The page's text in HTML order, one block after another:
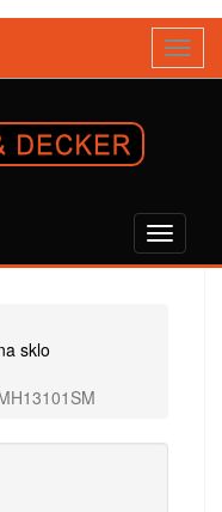
sklo